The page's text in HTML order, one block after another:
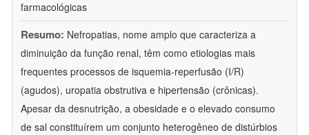
farmacológicas
Resumo: Nefropatias, nome amplo que caracteriza a
diminuição da função renal, têm como etiologias mais
frequentes processos de isquemia-reperfusão (I/R)
(agudos), uropatia obstrutiva e hipertensão (crônicas).
Apesar da desnutrição, a obesidade e o elevado consumo
de sal constituírem um conjunto heterogêneo de distúrbios